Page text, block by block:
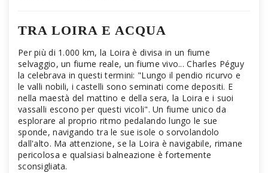
TRA LOIRA E ACQUA
Per più di 1.000 km, la Loira è divisa in un fiume
selvaggio, un fiume reale, un fiume vivo... Charles Péguy
la celebrava in questi termini: "Lungo il pendio ricurvo e
le valli nobili, i castelli sono seminati come depositi. E
nella maestà del mattino e della sera, la Loira e i suoi
vassalli escono per questi vicoli". Un fiume unico da
esplorare al proprio ritmo pedalando lungo le sue
sponde, navigando tra le sue isole o sorvolandolo
dall'alto. Ma attenzione, se la Loira è navigabile, rimane
pericolosa e qualsiasi balneazione è fortemente
sconsigliata.